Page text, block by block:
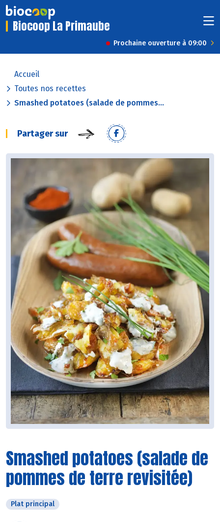
Biocoop La Primaube
Prochaine ouverture à 09:00
Accueil
Toutes nos recettes
Smashed potatoes (salade de pommes...
Partager sur
Smashed potatoes (salade de
pommes de terre revisitée)
Plat principal